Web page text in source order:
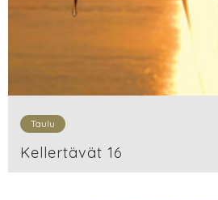
Taulu
Kellertävät 16